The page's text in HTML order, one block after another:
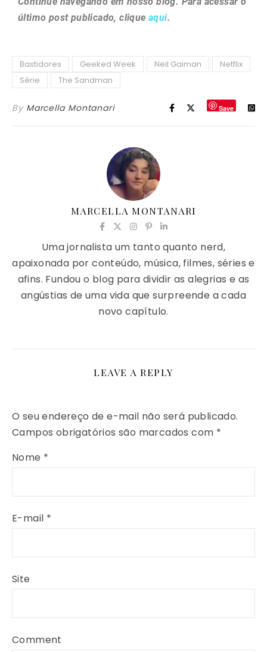
último post publicado, clique aqui.
Bastidores Geeked Week Neil Gaiman
Netflix
Série
The Sandman
By Marcella Montanari Save
MARCELLA MONTANARI
Uma jornalista um tanto quanto nerd,
apaixonada por conteúdo, música, filmes, séries e
afins. Fundou o blog para dividir as alegrias e as
angústias de uma vida que surpreende a cada
novo capítulo.
LEAVE A REPLY
O seu endereço de e-mail não será publicado.
Campos obrigatórios são marcados com *
Nome *
E-mail *
Site
Comment